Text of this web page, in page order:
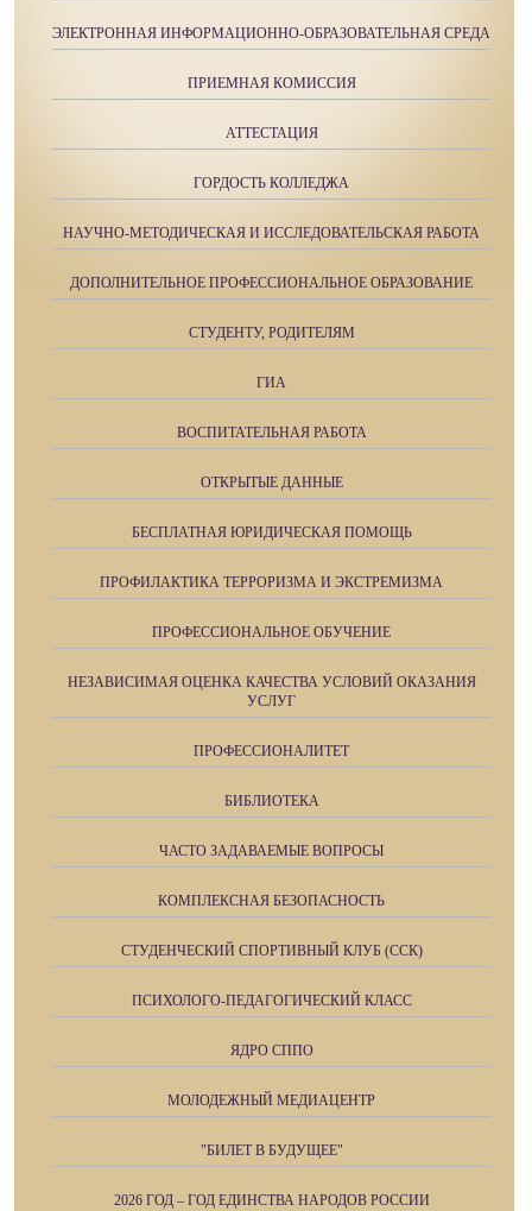
ЭЛЕКТРОННАЯ ИНФОРМАЦИОННО-ОБРАЗОВАТЕЛЬНАЯ СРЕДА
ПРИЕМНАЯ КОМИССИЯ
АТТЕСТАЦИЯ
ГОРДОСТЬ КОЛЛЕДЖА
НАУЧНО-МЕТОДИЧЕСКАЯ И ИССЛЕДОВАТЕЛЬСКАЯ РАБОТА
ДОПОЛНИТЕЛЬНОЕ ПРОФЕССИОНАЛЬНОЕ ОБРАЗОВАНИЕ
СТУДЕНТУ, РОДИТЕЛЯМ
ГИА
ВОСПИТАТЕЛЬНАЯ РАБОТА
ОТКРЫТЫЕ ДАННЫЕ
БЕСПЛАТНАЯ ЮРИДИЧЕСКАЯ ПОМОЩЬ
ПРОФИЛАКТИКА ТЕРРОРИЗМА И ЭКСТРЕМИЗМА
ПРОФЕССИОНАЛЬНОЕ ОБУЧЕНИЕ
НЕЗАВИСИМАЯ ОЦЕНКА КАЧЕСТВА УСЛОВИЙ ОКАЗАНИЯ
УСЛУГ
ПРОФЕССИОНАЛИТЕТ
БИБЛИОТЕКА
ЧАСТО ЗАДАВАЕМЫЕ ВОПРОСЫ
КОМПЛЕКСНАЯ БЕЗОПАСНОСТЬ
СТУДЕНЧЕСКИЙ СПОРТИВНЫЙ КЛУБ (ССК)
ПСИХОЛОГО-ПЕДАГОГИЧЕСКИЙ КЛАСС
ЯДРО СППО
МОЛОДЕЖНЫЙ МЕДИАЦЕНТР
"БИЛЕТ В БУДУЩЕЕ"
2026 ГОД – ГОД ЕДИНСТВА НАРОДОВ РОССИИ